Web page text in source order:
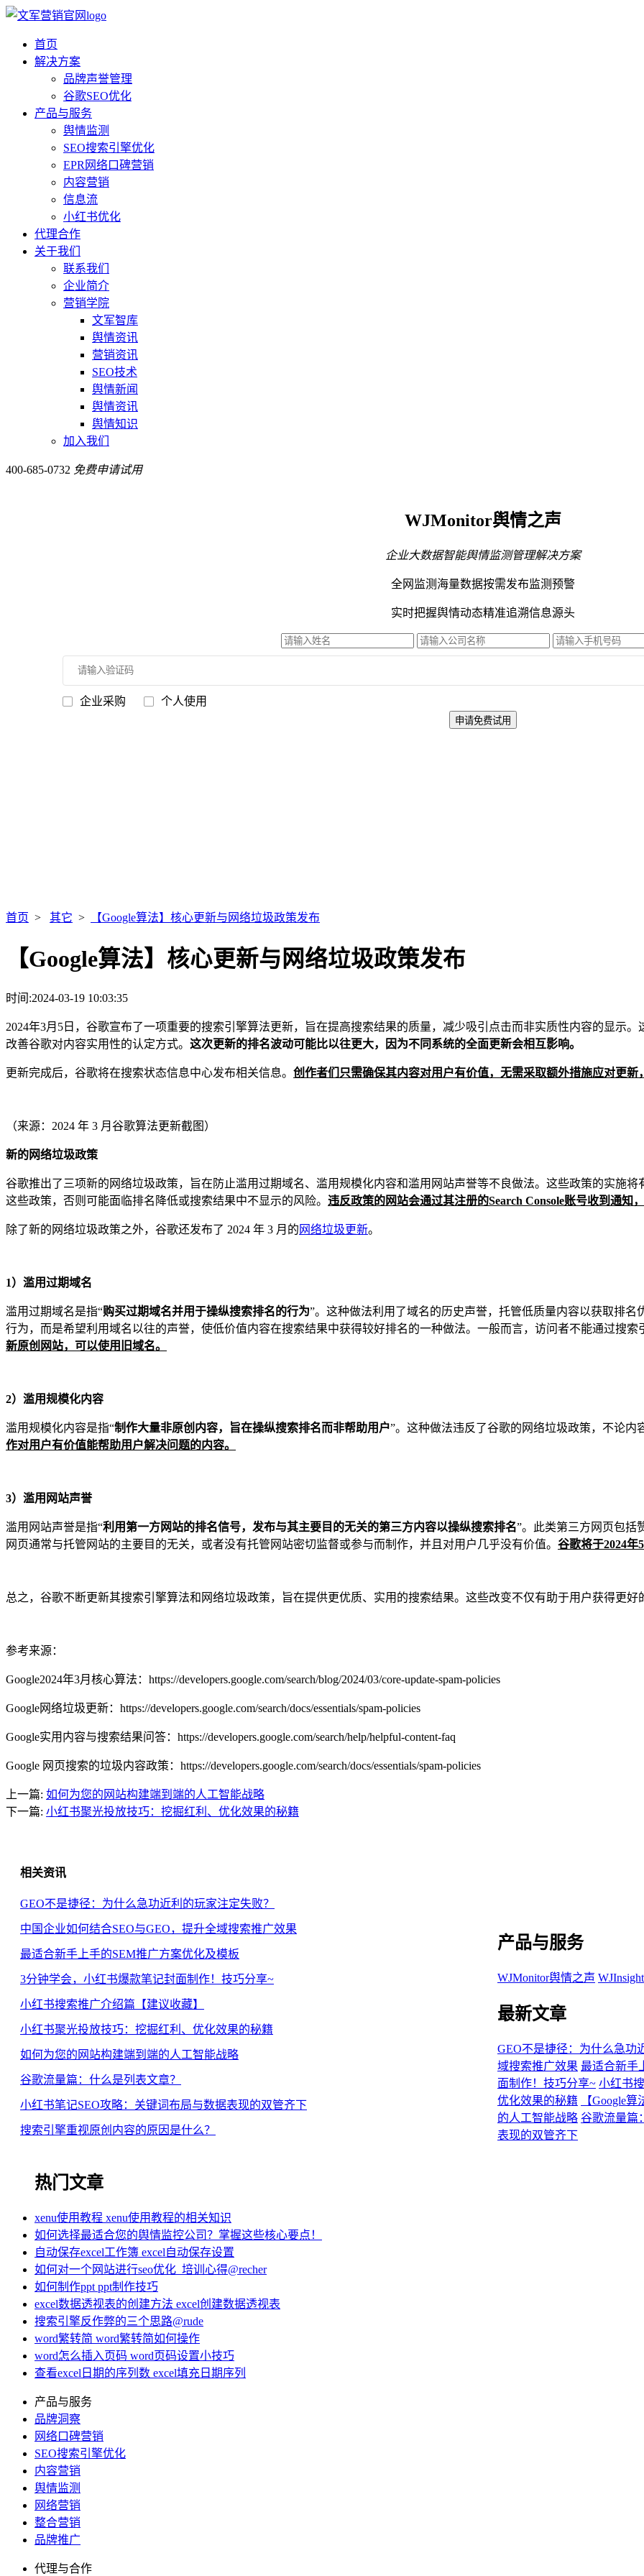
首页
解决方案
品牌声誉管理
谷歌SEO优化
产品与服务
舆情监测
SEO搜索引擎优化
EPR网络口碑营销
内容营销
信息流
小红书优化
代理合作
关于我们
联系我们
企业简介
营销学院
文军智库
舆情资讯
营销资讯
SEO技术
舆情新闻
舆情资讯
舆情知识
加入我们
400-685-0732 免费申请试用
WJMonitor舆情之声
企业大数据智能舆情监测管理解决方案
全网监测海量数据按需发布监测预警
实时把握舆情动态精准追溯信息源头
企业采购 个人使用
首页 > 其它 > 【Google算法】核心更新与网络垃圾政策发布
【Google算法】核心更新与网络垃圾政策发布
时间:2024-03-19 10:03:35
2024年3月5日，谷歌宣布了一项重要的搜索引擎算法更新，旨在提高搜索结果的质量，减少吸引点击而非实质性内容的显示
改善谷歌对内容实用性的认定方式。 这次更新的排名波动可能比以往更大，因为不同系统的全面更新会相互影响。
更新完成后，谷歌将在搜索状态信息中心发布相关信息。 创作者们只需确保其内容对用户有价值，无需采取额外措施应对更新
（来源：2024 年 3 月谷歌算法更新截图）
新的网络垃圾政策
谷歌推出了三项新的网络垃圾政策，旨在防止滥用过期域名、滥用规模化内容和滥用网站声誉等不良做法。这些政策的实施
这些政策，否则可能面临排名降低或搜索结果中不显示的风险。 违反政策的网站会通过其注册的Search Console账号收到通知
除了新的网络垃圾政策之外，谷歌还发布了 2024 年 3 月的 网络垃圾更新。
1）滥用过期域名
滥用过期域名是指“购买过期域名并用于操纵搜索排名的行为”。这种做法利用了域名的历史声誉，托管低质量内容以获取排
行为，而是希望利用域名以往的声誉，使低价值内容在搜索结果中获得较好排名的一种做法。一般而言，访问者不能通过搜索
新原创网站，可以使用旧域名。
2）滥用规模化内容
滥用规模化内容是指“制作大量非原创内容，旨在操纵搜索排名而非帮助用户”。这种做法违反了谷歌的网络垃圾政策，不论内
作对用户有价值能帮助用户解决问题的内容。
3）滥用网站声誉
滥用网站声誉是指“利用第一方网站的排名信号，发布与其主要目的无关的第三方内容以操纵搜索排名”。此类第三方网页包括
网页通常与托管网站的主要目的无关，或者没有托管网站密切监督或参与而制作，并且对用户几乎没有价值。 谷歌将于2024年
总之，谷歌不断更新其搜索引擎算法和网络垃圾政策，旨在提供更优质、实用的搜索结果。这些改变不仅有助于用户获得更
参考来源：
Google2024年3月核心算法：https://developers.google.com/search/blog/2024/03/core-update-spam-policies
Google网络垃圾更新：https://developers.google.com/search/docs/essentials/spam-policies
Google实用内容与搜索结果问答：https://developers.google.com/search/help/helpful-content-faq
Google 网页搜索的垃圾内容政策：https://developers.google.com/search/docs/essentials/spam-policies
上一篇: 如何为您的网站构建端到端的人工智能战略
下一篇: 小红书聚光投放技巧：挖掘红利、优化效果的秘籍
相关资讯
GEO不是捷径：为什么急功近利的玩家注定失败？
中国企业如何结合SEO与GEO，提升全域搜索推广效果
最适合新手上手的SEM推广方案优化及模板
3分钟学会，小红书爆款笔记封面制作！技巧分享~
小红书搜索推广介绍篇【建议收藏】
小红书聚光投放技巧：挖掘红利、优化效果的秘籍
如何为您的网站构建端到端的人工智能战略
谷歌流量篇：什么是列表文章？
小红书笔记SEO攻略：关键词布局与数据表现的双管齐下
搜索引擎重视原创内容的原因是什么？
产品与服务
WJMonitor舆情之声
最新文章
GEO不是捷径：为什么急功
域搜索推广效果 最适合新手
面制作！技巧分享~ 小红书
优化效果的秘籍
【Google
的人工智能战略 谷歌流量篇
表现的双管齐下
热门文章
xenu使用教程 xenu使用教程的相关知识
如何选择最适合您的舆情监控公司？掌握这些核心要点！
自动保存excel工作簿 excel自动保存设置
如何对一个网站进行seo优化_培训心得@recher
如何制作ppt ppt制作技巧
excel数据透视表的创建方法 excel创建数据透视表
搜索引擎反作弊的三个思路@rude
word繁转简 word繁转简如何操作
word怎么插入页码 word页码设置小技巧
查看excel日期的序列数 excel填充日期序列
产品与服务
品牌洞察
网络口碑营销
SEO搜索引擎优化
内容营销
舆情监测
网络营销
整合营销
品牌推广
代理与合作